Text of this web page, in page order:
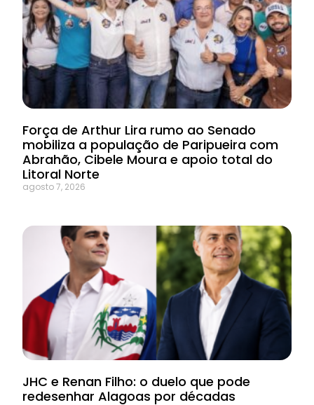
Força de Arthur Lira rumo ao Senado
mobiliza a população de Paripueira com
Abrahão, Cibele Moura e apoio total do
Litoral Norte
agosto 7, 2026
JHC e Renan Filho: o duelo que pode
redesenhar Alagoas por décadas